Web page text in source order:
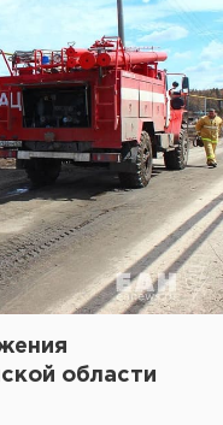
области